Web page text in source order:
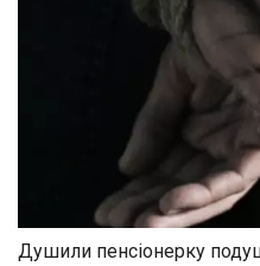
Душили пенсіонерку